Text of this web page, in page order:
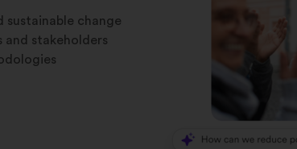
sustainable change
and stakeholders